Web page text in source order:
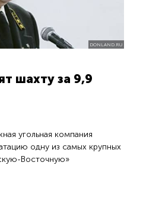
DONLAND.RU
шахту за 9,9
угольная компания
одну из самых крупных
Восточную»